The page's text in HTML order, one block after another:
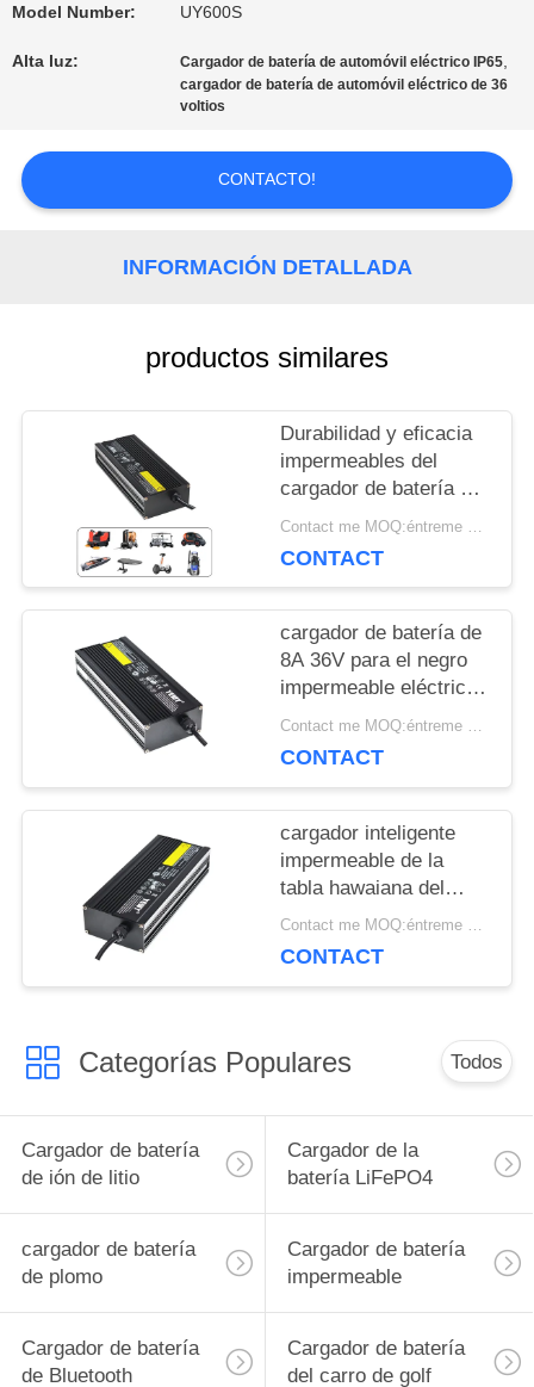
CONTROL
DE
ÉNTRENOS
NOTICIAS
CASOS
MAPA
PRIVACY
POLICY
Model Number: UY600S
Alta luz: Cargador de batería de automóvil eléctrico IP65,
cargador de batería de automóvil eléctrico de 36
voltios
CONTACTO!
INFORMACIÓN DETALLADA
productos similares
Durabilidad y eficacia
impermeables del
cargador de batería de
IP65 60V 5A
Contact me MOQ:éntreme en contacto con
CONTACT
cargador de batería de
8A 36V para el negro
impermeable eléctrico
de la bici IP65
Contact me MOQ:éntreme en contacto con
CONTACT
cargador inteligente
impermeable de la
tabla hawaiana del
cargador de batería deContact me MOQ:éntreme en contacto con
CONTACT
Categorías Populares Todos
Cargador de batería
de ión de litio
Cargador de la
batería LiFePO4
cargador de batería
de plomo
Cargador de batería
impermeable
Cargador de batería
de Bluetooth
Cargador de batería
del carro de golf